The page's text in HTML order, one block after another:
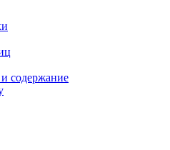
содержание